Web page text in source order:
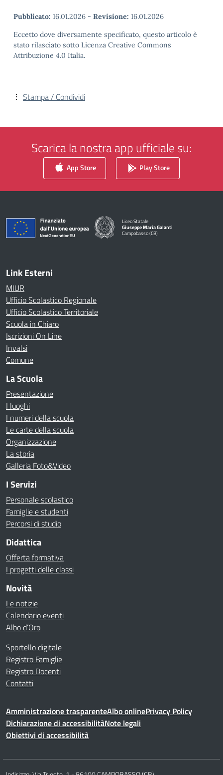
Pubblicato: 16.01.2026 - Revisione: 16.01.2026
Eccetto dove diversamente specificato, questo articolo è
stato rilasciato sotto Licenza Creative Commons
Attribuzione 4.0 Italia.
Stampa / Condividi
Scarica la nostra app ufficiale su:
App Store Play Store
Liceo Statale
Giuseppe Maria Galanti
Campobasso (CB)
— Visita la pagina iniziale della scuola
Link Esterni
MIUR
Ufficio Scolastico Regionale
Ufficio Scolastico Territoriale
Scuola in Chiaro
Iscrizioni On Line
Invalsi
Comune
La Scuola
Presentazione
I luoghi
I numeri della scuola
Le carte della scuola
Organizzazione
La storia
Galleria Foto&Video
I Servizi
Personale scolastico
Famiglie e studenti
Percorsi di studio
Didattica
Offerta formativa
I progetti delle classi
Novità
Le notizie
Calendario eventi
Albo d’Oro
Sportello digitale
Registro Famiglie
Registro Docenti
Contatti
Amministrazione trasparenteAlbo onlinePrivacy Policy
Dichiarazione di accessibilitàNote legali
Obiettivi di accessibilità